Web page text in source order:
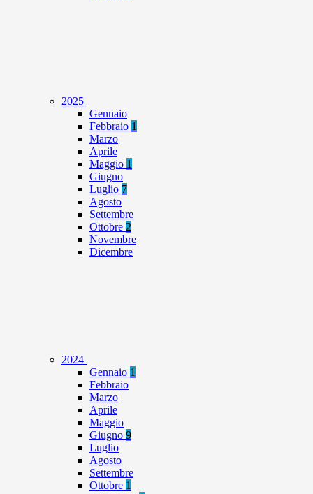
2025
Gennaio
Febbraio 1
Marzo
Aprile
Maggio 1
Giugno
Luglio 7
Agosto
Settembre
Ottobre 2
Novembre
Dicembre
2024
Gennaio 1
Febbraio
Marzo
Aprile
Maggio
Giugno 9
Luglio
Agosto
Settembre
Ottobre 1